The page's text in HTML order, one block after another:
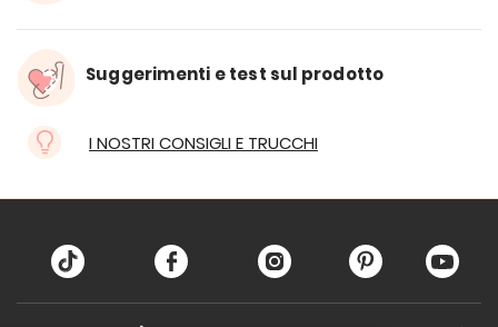
Suggerimenti e test sul prodotto
I NOSTRI CONSIGLI E TRUCCHI